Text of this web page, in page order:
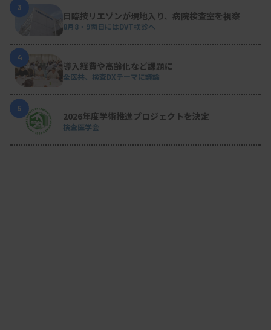
3
日臨技リエゾンが現地入り、病院検査室を視察
8月8・9両日にはDVT検診へ
4
導入経費や高齢化など課題に
全医共、検査DXテーマに議論
5
2026年度学術推進プロジェクトを決定
検査医学会